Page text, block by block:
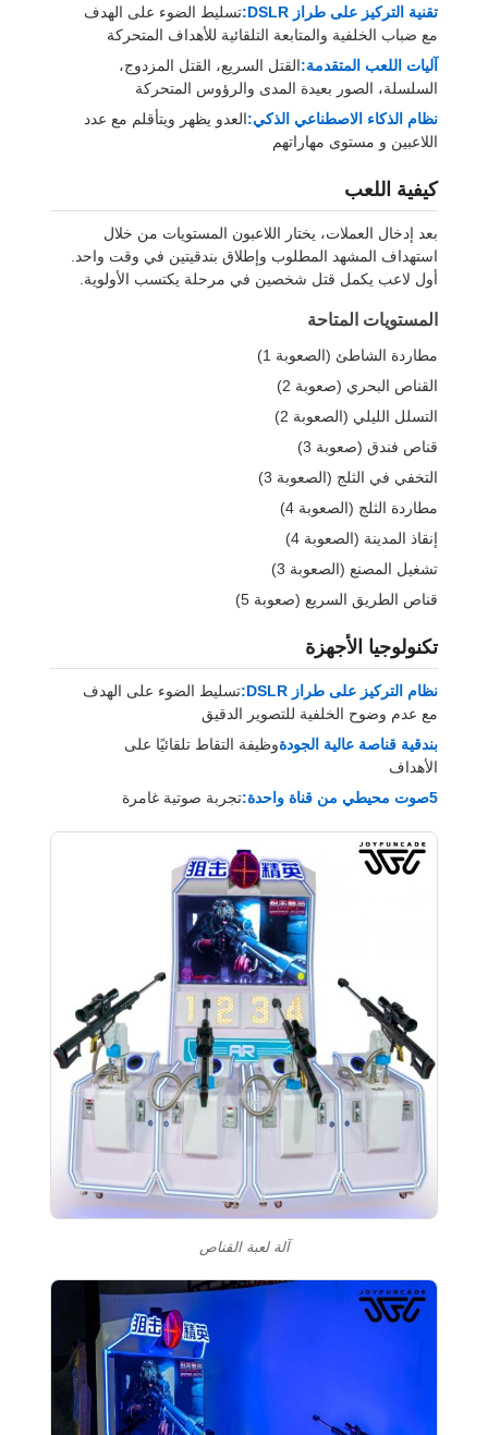
تقنية التركيز على طراز DSLR:
تسليط الضوء على الهدف
مع ضباب الخلفية والمتابعة التلقائية للأهداف المتحركة
آليات اللعب المتقدمة:القتل السريع، القتل المزدوج،
السلسلة، الصور بعيدة المدى والرؤوس المتحركة
نظام الذكاء الاصطناعي الذكي:العدو يظهر ويتأقلم مع عدد
اللاعبين و مستوى مهاراتهم
كيفية اللعب
بعد إدخال العملات، يختار اللاعبون المستويات من خلال
استهداف المشهد المطلوب وإطلاق بندقيتين في وقت واحد.
أول لاعب يكمل قتل شخصين في مرحلة يكتسب الأولوية.
المستويات المتاحة
مطاردة الشاطئ (الصعوبة 1)
القناص البحري (صعوبة 2)
التسلل الليلي (الصعوبة 2)
قناص فندق (صعوبة 3)
التخفي في الثلج (الصعوبة 3)
مطاردة الثلج (الصعوبة 4)
إنقاذ المدينة (الصعوبة 4)
تشغيل المصنع (الصعوبة 3)
قناص الطريق السريع (صعوبة 5)
تكنولوجيا الأجهزة
نظام التركيز على طراز DSLR:
تسليط الضوء على الهدف
مع عدم وضوح الخلفية للتصوير الدقيق
بندقية قناصة عالية الجودةوظيفة التقاط تلقائيًا على
الأهداف
5صوت محيطي من قناة واحدة:
تجربة صوتية غامرة
آلة لعبة القناص